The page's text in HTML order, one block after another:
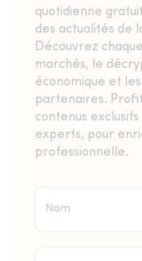
quotidienne
des actualités de
Découvrez
marchés, le
économique et
partenaires.
contenus
experts, pour
professionnelle.